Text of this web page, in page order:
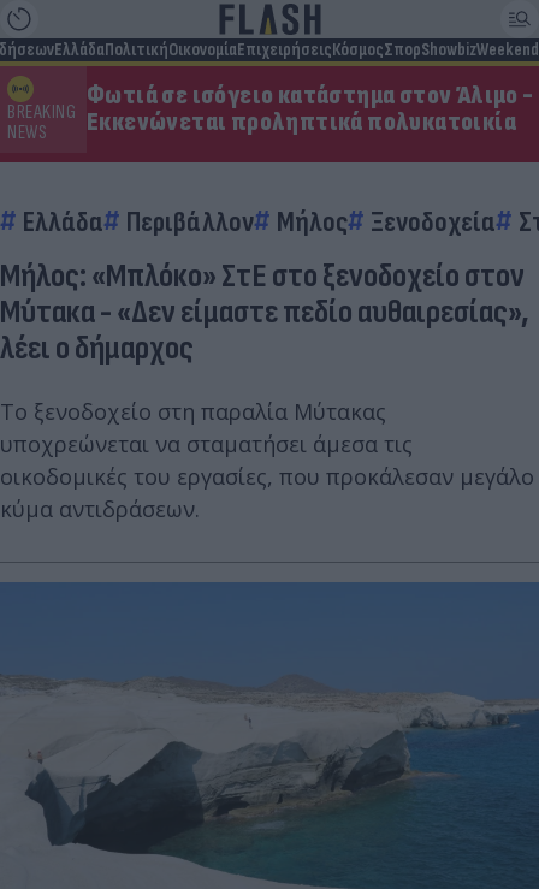
ΕλλάδαΠολιτικήΟικονομίαΕπιχειρήσειςΚόσμοςΣπορShowbizWeekend
BREAKING
NEWS
Φωτιά σε ισόγειο κατάστημα στον Άλιμο -
Εκκενώνεται προληπτικά πολυκατοικία
Ελλάδα Περιβάλλον Μήλος Ξενοδοχεία
Μήλος: «Μπλόκο» ΣτΕ στο ξενοδοχείο στον
Μύτακα - «Δεν είμαστε πεδίο αυθαιρεσίας»,
λέει ο δήμαρχος
Το ξενοδοχείο στη παραλία Μύτακας
υποχρεώνεται να σταματήσει άμεσα τις
οικοδομικές του εργασίες, που προκάλεσαν μεγάλο
κύμα αντιδράσεων.